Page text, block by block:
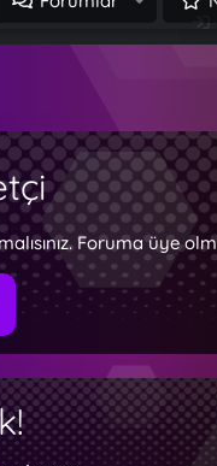
Foruma üye